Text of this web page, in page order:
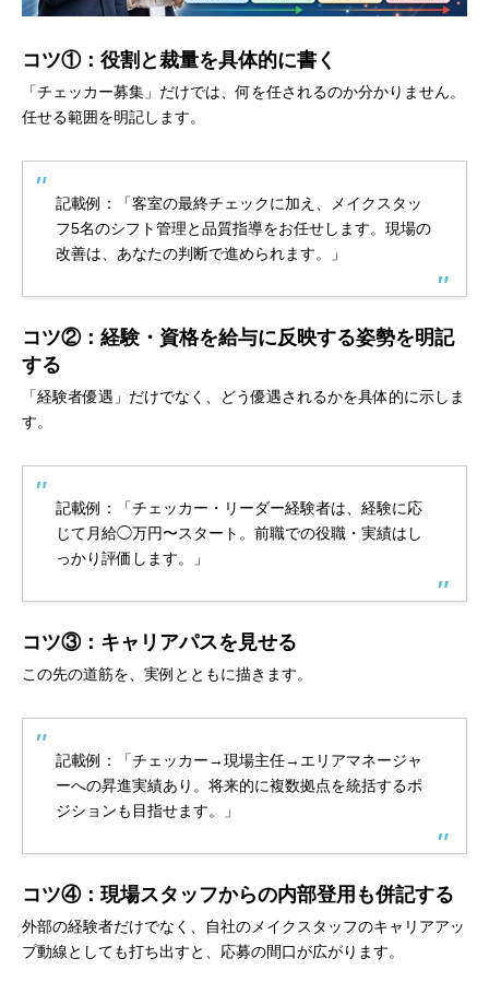
コツ①：役割と裁量を具体的に書く
「チェッカー募集」だけでは、何を任されるのか分かりません。
任せる範囲を明記します。
記載例：「客室の最終チェックに加え、メイクスタッ
フ5名のシフト管理と品質指導をお任せします。現場の
改善は、あなたの判断で進められます。」
コツ②：経験・資格を給与に反映する姿勢を明記
する
「経験者優遇」だけでなく、どう優遇されるかを具体的に示しま
す。
記載例：「チェッカー・リーダー経験者は、経験に応
じて月給◯万円〜スタート。前職での役職・実績はし
っかり評価します。」
コツ③：キャリアパスを見せる
この先の道筋を、実例とともに描きます。
記載例：「チェッカー→現場主任→エリアマネージャ
ーへの昇進実績あり。将来的に複数拠点を統括するポ
ジションも目指せます。」
コツ④：現場スタッフからの内部登用も併記する
外部の経験者だけでなく、自社のメイクスタッフのキャリアアッ
プ動線としても打ち出すと、応募の間口が広がります。